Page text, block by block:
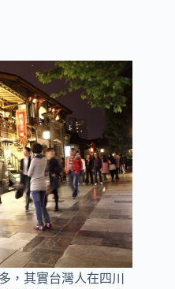
，其實台灣人在四川